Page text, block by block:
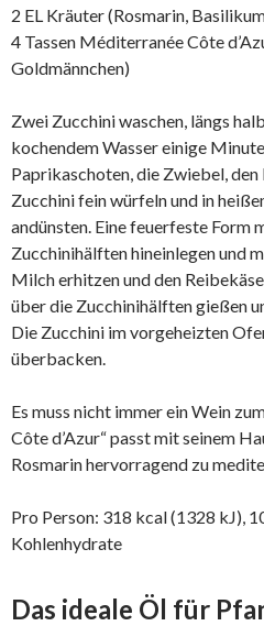
2 EL Kräuter (Rosmarin,
4 Tassen Méditerranée Côte
Goldmännchen)
Zwei Zucchini waschen, längs
kochendem Wasser einige
Paprikaschoten, die Zwiebel,
Zucchini fein würfeln und in
andünsten. Eine feuerfeste Form
Zucchinihälften hineinlegen und
Milch erhitzen und den
über die Zucchinihälften gießen
Die Zucchini im vorgeheizten
überbacken.
Es muss nicht immer ein Wein
Côte d’Azur“ passt mit seinem
Rosmarin hervorragend zu
Pro Person: 318 kcal (1328 kJ),
Kohlenhydrate
Das ideale Öl für